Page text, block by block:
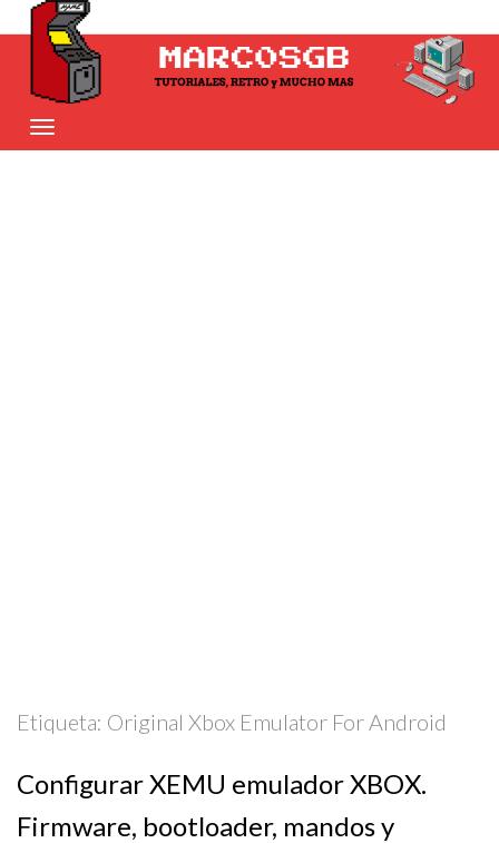
Etiqueta: Original Xbox Emulator For Android
Configurar XEMU emulador XBOX.
Firmware, bootloader, mandos y